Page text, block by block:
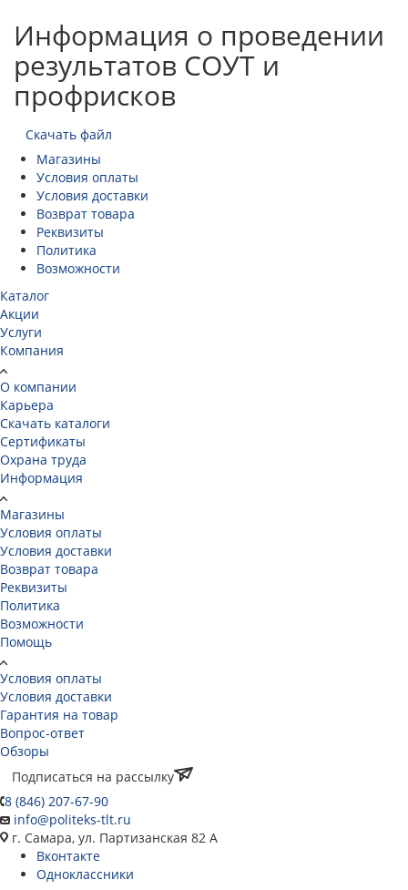
Информация о проведении
результатов СОУТ и
профрисков
Скачать файл
Магазины
Условия оплаты
Условия доставки
Возврат товара
Реквизиты
Политика
Возможности
Каталог
Акции
Услуги
Компания
О компании
Карьера
Cкачать каталоги
Сертификаты
Охрана труда
Информация
Магазины
Условия оплаты
Условия доставки
Возврат товара
Реквизиты
Политика
Возможности
Помощь
Условия оплаты
Условия доставки
Гарантия на товар
Вопрос-ответ
Обзоры
Подписаться на рассылку
8 (846) 207-67-90
info@politeks-tlt.ru
г. Самара, ул. Партизанская 82 А
Вконтакте
Одноклассники